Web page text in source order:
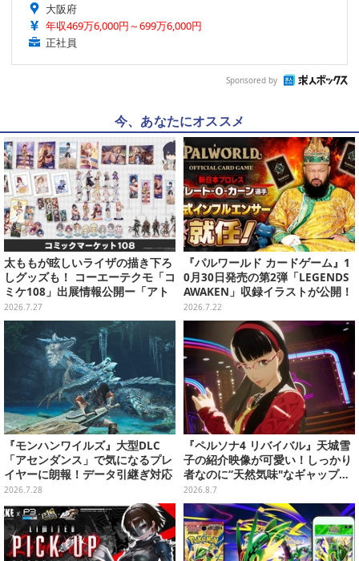
大阪府
年収469万6,000円～699万6,000円
正社員
Sponsored by
今、あなたにオススメ
太ももが眩しいライザの描き下ろ
しグッズも！ コーエーテクモ「コ
ミケ108」出展情報公開ー「アト
リエ」シリーズ、『真・三國無双
ORIGNS』などのグッズが販売
2026.7.27
『パルワールド カードゲーム』1
0月30日発売の第2弾「LEGENDS
AWAKEN」収録イラストが公開！
第3弾や大会など新情報も続々お
披露目
2026.7.22
『モンハンワイルズ』大型DLC
「アセンダンス」で気になるプレ
イヤーに朗報！データ引継ぎ対応
の「序盤体験版」が配信決定
2026.7.28
『ペルソナ4 リバイバル』天城雪
子の紹介映像が可愛い！しっかり
者なのに“天然気味"なギャップ…
幼馴染・千枝に助けられる姿にも
注目
2026.8.7